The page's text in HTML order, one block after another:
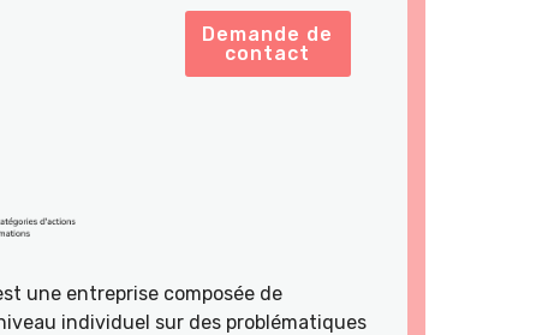
Demande de
contact
une entreprise composée de
individuel sur des problématiques